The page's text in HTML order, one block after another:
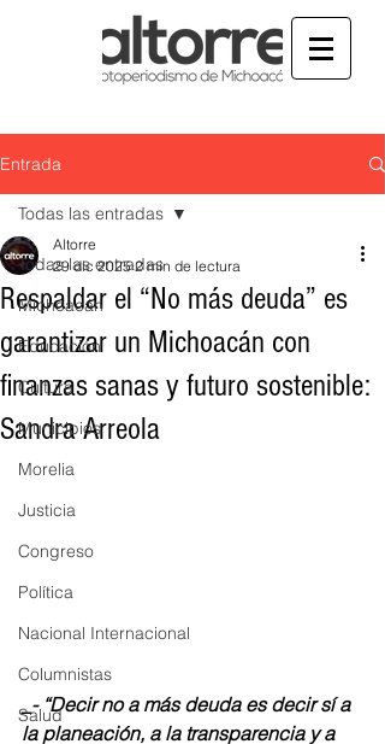
Entrada
Todas las entradas
Michoacán
Educación
Cultura
Municipios
Morelia
Justicia
Congreso
Política
Nacional Internacional
Columnistas
Salud
Todas las entradas
Respaldar el “No más deuda” es
garantizar un Michoacán con
finanzas sanas y futuro sostenible:
Sandra Arreola
Altorre
29 dic 2025 2 min de lectura
_- “Decir no a más deuda es decir sí a
la planeación, a la transparencia y a